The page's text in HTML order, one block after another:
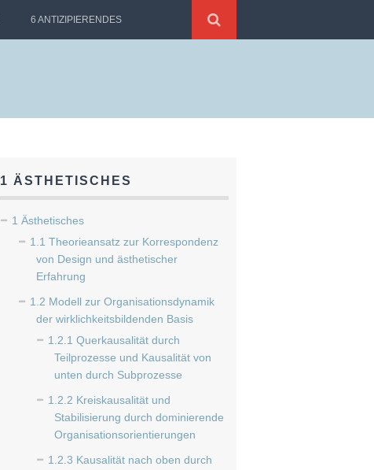
6 ANTIZIPIERENDES
1 ÄSTHETISCHES
1 Ästhetisches
1.1 Theorieansatz zur Korrespondenz
von Design und ästhetischer
Erfahrung
1.2 Modell zur Organisationsdynamik
der wirklichkeitsbildenden Basis
1.2.1 Querkausalität durch
Teilprozesse und Kausalität von
unten durch Subprozesse
1.2.2 Kreiskausalität und
Stabilisierung durch dominierende
Organisationsorientierungen
1.2.3 Kausalität nach oben durch